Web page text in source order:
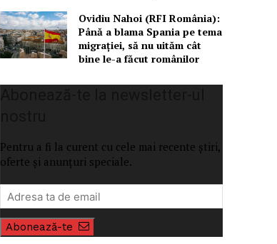
Ovidiu Nahoi (RFI România):
Până a blama Spania pe tema
migrației, să nu uităm cât
bine le-a făcut românilor
Pentru a fi la curent cu cele mai recente știri,
oferte și anunțuri speciale.
Abonează-te